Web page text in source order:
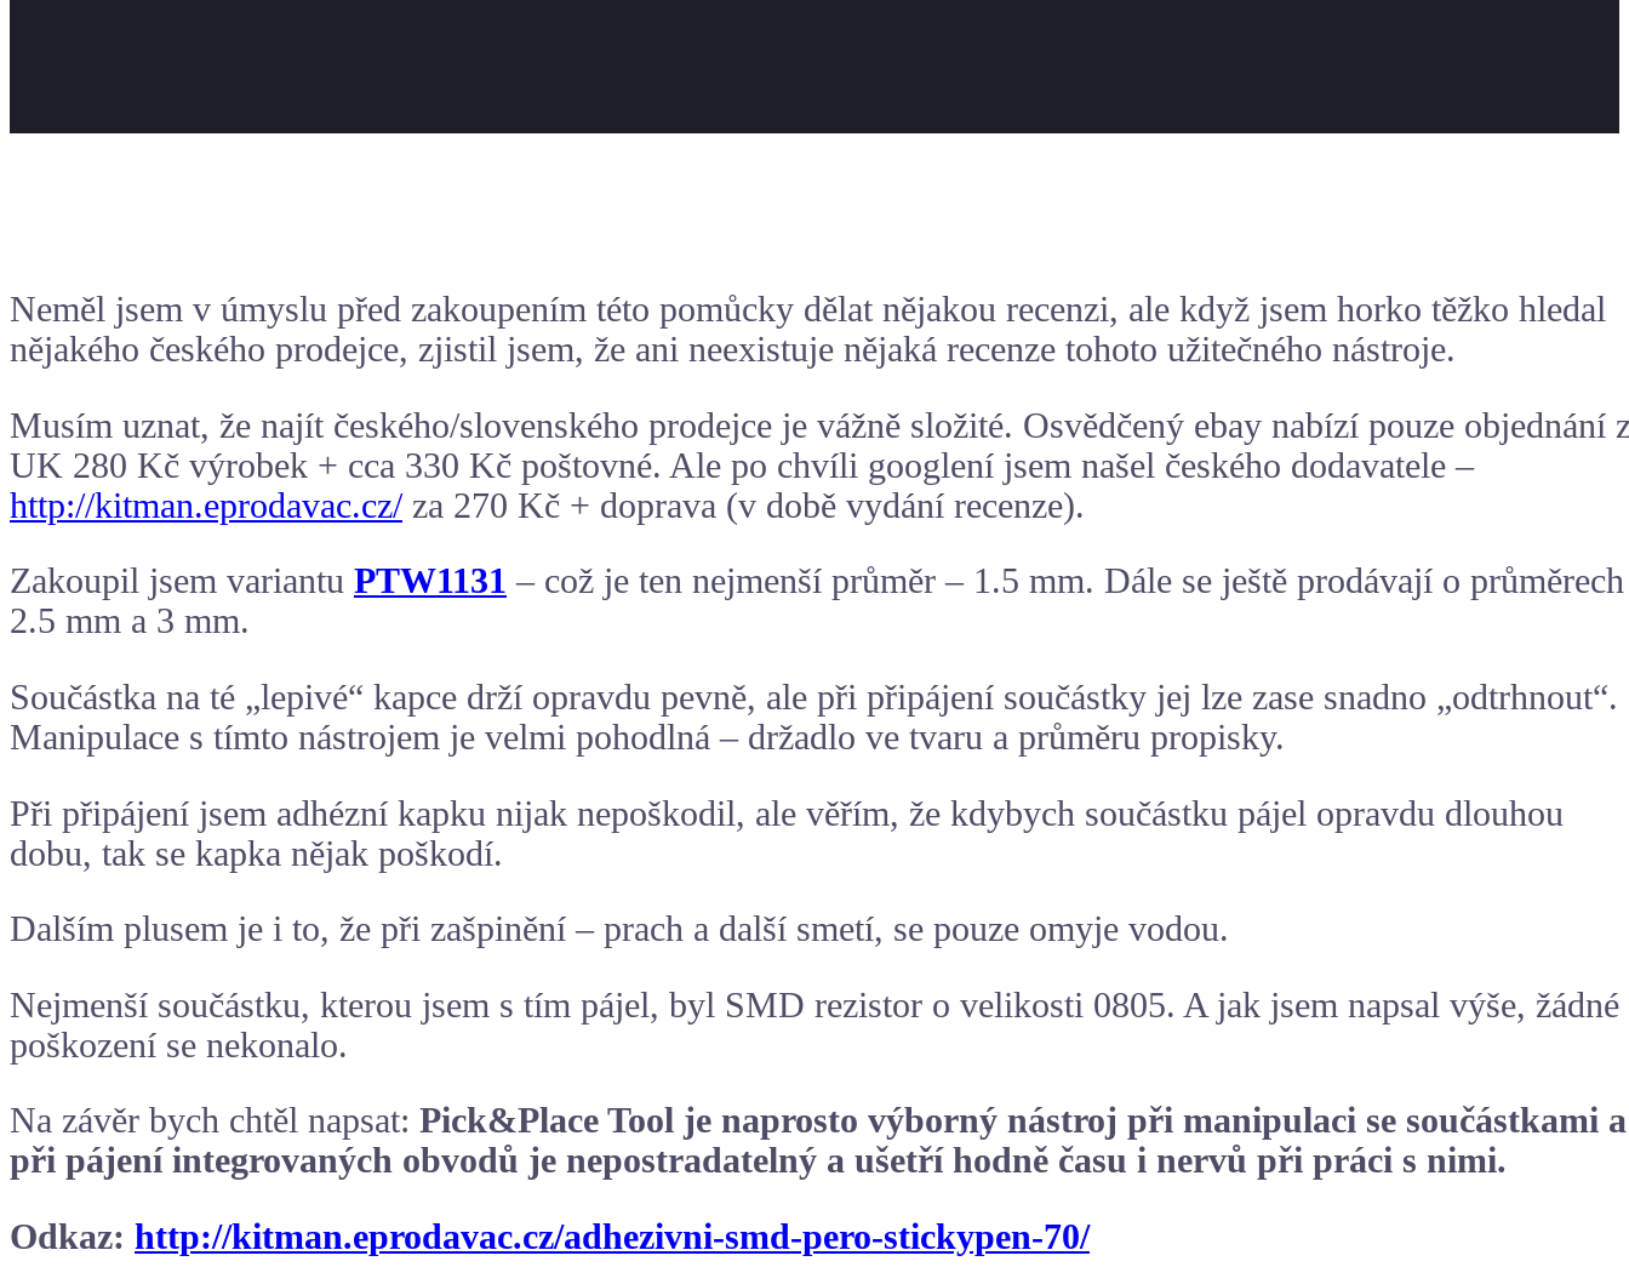
Neměl jsem v úmyslu před zakoupením této pomůcky dělat nějakou recenzi, ale když jsem horko těžko hledal
nějakého českého prodejce, zjistil jsem, že ani neexistuje nějaká recenze tohoto užitečného nástroje.
Musím uznat, že najít českého/slovenského prodejce je vážně složité. Osvědčený ebay nabízí pouze objednání
UK 280 Kč výrobek + cca 330 Kč poštovné. Ale po chvíli googlení jsem našel českého dodavatele –
http://kitman.eprodavac.cz/za 270 Kč + doprava (v době vydání recenze).
Zakoupil jsem variantu PTW1131 – což je ten nejmenší průměr – 1.5 mm. Dále se ještě prodávají o průměrech
2.5 mm a 3 mm.
Součástka na té „lepivé“ kapce drží opravdu pevně, ale při připájení součástky jej lze zase snadno „odtrhnout“.
Manipulace s tímto nástrojem je velmi pohodlná – držadlo ve tvaru a průměru propisky.
Při připájení jsem adhézní kapku nijak nepoškodil, ale věřím, že kdybych součástku pájel opravdu dlouhou
dobu, tak se kapka nějak poškodí.
Dalším plusem je i to, že při zašpinění – prach a další smetí, se pouze omyje vodou.
Nejmenší součástku, kterou jsem s tím pájel, byl SMD rezistor o velikosti 0805. A jak jsem napsal výše, žádné
poškození se nekonalo.
Na závěr bych chtěl napsat: Pick&Place Tool je naprosto výborný nástroj při manipulaci se součástkami a
při pájení integrovaných obvodů je nepostradatelný a ušetří hodně času i nervů při práci s nimi.
Odkaz: http://kitman.eprodavac.cz/adhezivni-smd-pero-stickypen-70/